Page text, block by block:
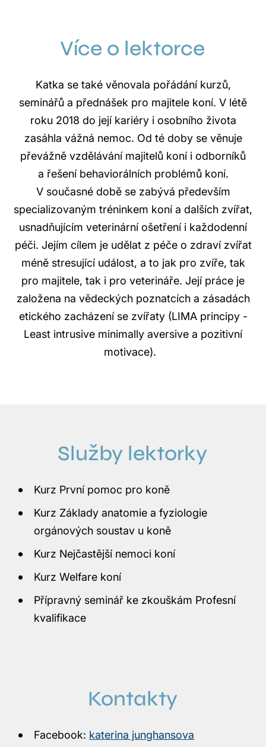
Více o lektorce
Katka se také věnovala pořádání kurzů,
seminářů a přednášek pro majitele koní. V létě
roku 2018 do její kariéry i osobního života
zasáhla vážná nemoc. Od té doby se věnuje
převážně vzdělávání majitelů koní i odborníků
a řešení behaviorálních problémů koní.
V současné době se zabývá především
specializovaným tréninkem koní a dalších zvířat,
usnadňujícím veterinární ošetření i každodenní
péči. Jejím cílem je udělat z péče o zdraví zvířat
méně stresující událost, a to jak pro zvíře, tak
pro majitele, tak i pro veterináře. Její práce je
založena na vědeckých poznatcích a zásadách
etického zacházení se zvířaty (LIMA principy -
Least intrusive minimally aversive a pozitivní
motivace).
Služby lektorky
Kurz První pomoc pro koně
Kurz Základy anatomie a fyziologie
orgánových soustav u koně
Kurz Nejčastější nemoci koní
Kurz Welfare koní
Přípravný seminář ke zkouškám Profesní
kvalifikace
Kontakty
Facebook: katerina junghansova